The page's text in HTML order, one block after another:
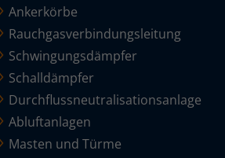
Ankerkörbe
Rauchgasverbindungsleitung
Schwingungsdämpfer
Schalldämpfer
Durchflussneutralisationsanlage
Abluftanlagen
Masten und Türme